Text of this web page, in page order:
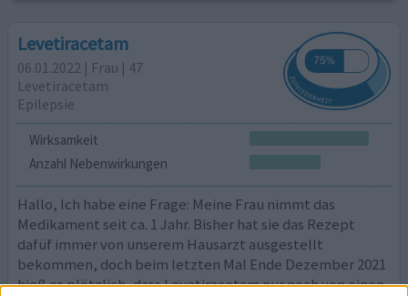
Levetiracetam
06.01.2022 | Frau | 47
Levetiracetam
Epilepsie
Wirksamkeit
Anzahl Nebenwirkungen
Hallo, Ich habe eine Frage: Meine Frau nimmt das
Medikament seit ca. 1 Jahr. Bisher hat sie das Rezept
dafüf immer von unserem Hausarzt ausgestellt
bekommen, doch beim letzten Mal Ende Dezember 2021
hieß es plötzlich, dass Levetiracetam nur noch von einen